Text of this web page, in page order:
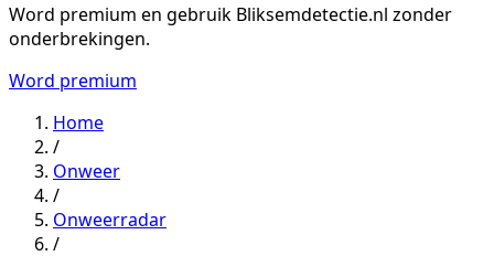
Word premium en gebruik Bliksemdetectie.nl zonder
onderbrekingen.
Word premium
Home
/
Onweer
/
Onweerradar
/